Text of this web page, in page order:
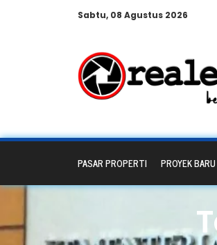
Sabtu, 08 Agustus 2026
PASAR PROPERTI PROYEK BARU